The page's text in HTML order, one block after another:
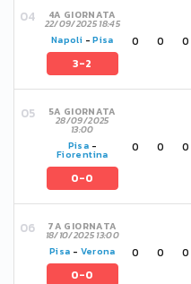
4A GIORNATA
22/09/2025 18:45
Napoli -Pisa
3-2
0 0 0
5A GIORNATA
28/09/2025
13:00
Pisa -
Fiorentina
0-0
0 0 0
7A GIORNATA
18/10/2025 13:00
Pisa - Verona
0-0
0 0 0